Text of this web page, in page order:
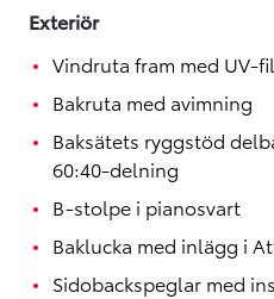
Exteriör
Vindruta fram med UV-
Bakruta med avimning
Baksätets ryggstöd
60:40-delning
B-stolpe i pianosvart
Baklucka med inlägg i
Sidobackspeglar med